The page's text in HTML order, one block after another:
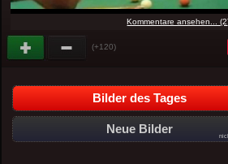
Kommentare ansehen...
(+120)
Bilder des Tages
Neue Bilder